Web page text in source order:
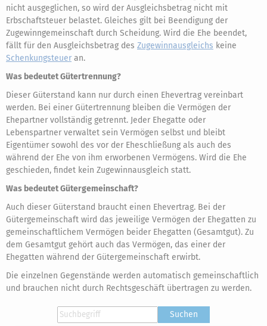
nicht ausgeglichen, so wird der Ausgleichsbetrag nicht mit
Erbschaftsteuer belastet. Gleiches gilt bei Beendigung der
Zugewinngemeinschaft durch Scheidung. Wird die Ehe beendet,
fällt für den Ausgleichsbetrag des Zugewinnausgleichs keine
Schenkungsteuer an.
Was bedeutet Gütertrennung?
Dieser Güterstand kann nur durch einen Ehevertrag vereinbart
werden. Bei einer Gütertrennung bleiben die Vermögen der
Ehepartner vollständig getrennt. Jeder Ehegatte oder
Lebenspartner verwaltet sein Vermögen selbst und bleibt
Eigentümer sowohl des vor der Eheschließung als auch des
während der Ehe von ihm erworbenen Vermögens. Wird die Ehe
geschieden, findet kein Zugewinnausgleich statt.
Was bedeutet Gütergemeinschaft?
Auch dieser Güterstand braucht einen Ehevertrag. Bei der
Gütergemeinschaft wird das jeweilige Vermögen der Ehegatten zu
gemeinschaftlichem Vermögen beider Ehegatten (Gesamtgut). Zu
dem Gesamtgut gehört auch das Vermögen, das einer der
Ehegatten während der Gütergemeinschaft erwirbt.
Die einzelnen Gegenstände werden automatisch gemeinschaftlich
und brauchen nicht durch Rechtsgeschäft übertragen zu werden.
Suchen